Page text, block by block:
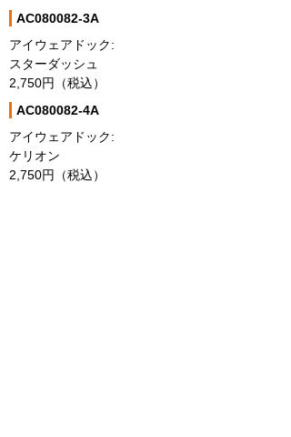
AC080082-3A
アイウェアドック:
スターダッシュ
2,750円（税込）
AC080082-4A
アイウェアドック:
ケリオン
2,750円（税込）